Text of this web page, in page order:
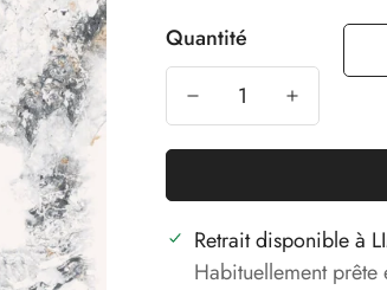
Quantité
Retrait disponible à
Habituellement prête